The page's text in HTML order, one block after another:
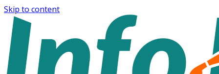
Skip to content